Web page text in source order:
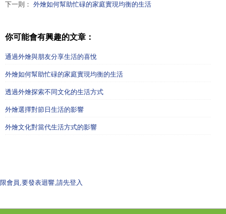
下一則： 外燴如何幫助忙碌的家庭實現均衡的生活
你可能會有興趣的文章：
通過外燴與朋友分享生活的喜悅
外燴如何幫助忙碌的家庭實現均衡的生活
透過外燴探索不同文化的生活方式
外燴選擇對節日生活的影響
外燴文化對當代生活方式的影響
限會員,要發表迴響,請先登入